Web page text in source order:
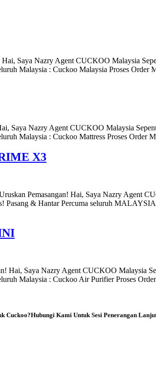
Saya Nazry Agent CUCKOO Malaysia
Malaysia : Cuckoo Malaysia Proses
Saya Nazry Agent CUCKOO Malaysia
Malaysia : Cuckoo Mattress Proses
X3
Pemasangan! Hai, Saya Nazry Agent
Pasang & Hantar Percuma seluruh
Hai, Saya Nazry Agent CUCKOO
Malaysia : Cuckoo Air Purifier Proses
Cuckoo?Hubungi Kami Untuk Sesi Penerangan